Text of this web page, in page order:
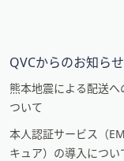
QVCからのお知らせ
熊本地震による配送へ
ついて
本人認証サービス（
キュア）の導入につい